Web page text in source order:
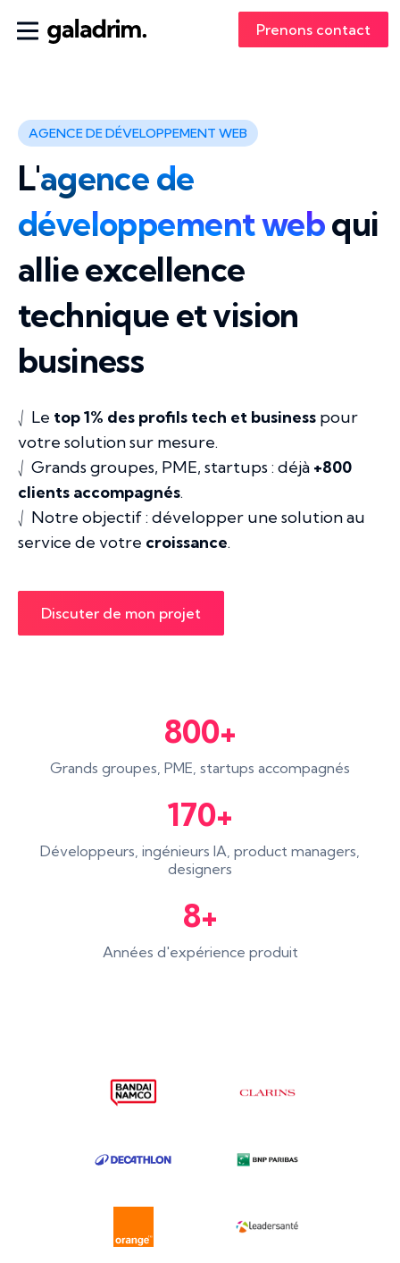
Prenons contact
AGENCE DE DÉVELOPPEMENT WEB
L'agence de
développement webqui
allie excellence
technique et vision
business
⎷ Le top 1% des profils tech et business pour
votre solution sur mesure.
⎷ Grands groupes, PME, startups : déjà +800
clients accompagnés.
⎷ Notre objectif : développer une solution au
service de votre croissance.
Discuter de mon projet
800+
Grands groupes, PME, startups accompagnés
170+
Développeurs, ingénieurs IA, product managers,
designers
8+
Années d'expérience produit